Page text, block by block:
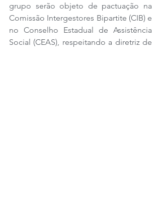
grupo serão objeto de pactuação na
Comissão Intergestores Bipartite (CIB) e
no Conselho Estadual de Assistência
Social (CEAS), respeitando a diretriz de